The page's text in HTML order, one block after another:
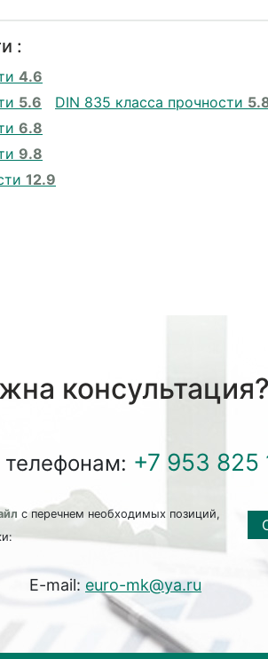
:
4.6
5.6 DIN 835 класса прочности
6.8
9.8
12.9
консультация?
+7 953 825
с перечнем необходимых позиций,
E-mail: euro-mk@ya.ru